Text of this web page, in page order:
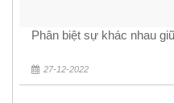
Phân biệt sự khác nhau
27-12-2022